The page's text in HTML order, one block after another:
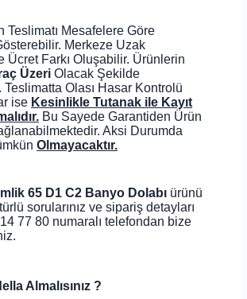
Teslimatı Mesafelere Göre
Merkeze Uzak
Ücret Farkı Oluşabilir. Ürünlerin
Üzeri Olacak Şekilde
Teslimatta Olası Hasar Kontrolü
ise Kesinlikle Tutanak ile Kayıt
Bu Sayede Garantiden Ürün
Aksi Durumda
Olmayacaktır.
65 D1 C2 Banyo Dolabı ürünü
sorularınız ve sipariş detayları
77 80 numaralı telefondan bize
Almalısınız ?